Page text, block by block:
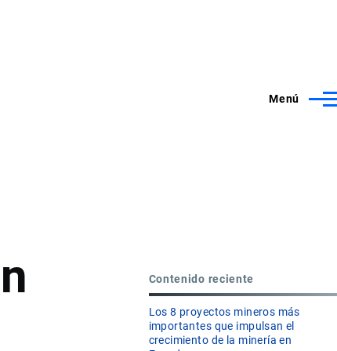
Menú
Contenido reciente
Los 8 proyectos mineros más
importantes que impulsan el
crecimiento de la minería en